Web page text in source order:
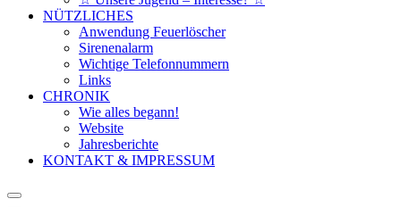
NÜTZLICHES
Anwendung Feuerlöscher
Sirenenalarm
Wichtige Telefonnummern
Links
CHRONIK
Wie alles begann!
Website
Jahresberichte
KONTAKT & IMPRESSUM